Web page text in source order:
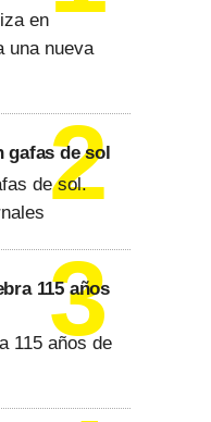
en
una nueva
gafas de sol
de sol.
115 años
115 años de